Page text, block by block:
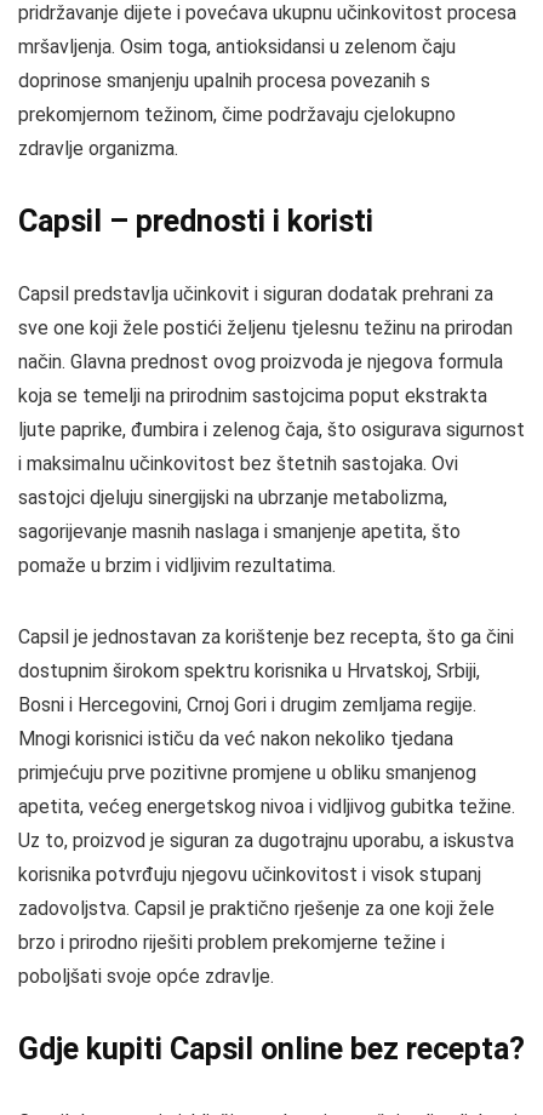
pridržavanje dijete i povećava ukupnu učinkovitost procesa
mršavljenja. Osim toga, antioksidansi u zelenom čaju
doprinose smanjenju upalnih procesa povezanih s
prekomjernom težinom, čime podržavaju cjelokupno
zdravlje organizma.
Capsil – prednosti i koristi
Capsil predstavlja učinkovit i siguran dodatak prehrani za
sve one koji žele postići željenu tjelesnu težinu na prirodan
način. Glavna prednost ovog proizvoda je njegova formula
koja se temelji na prirodnim sastojcima poput ekstrakta
ljute paprike, đumbira i zelenog čaja, što osigurava sigurnost
i maksimalnu učinkovitost bez štetnih sastojaka. Ovi
sastojci djeluju sinergijski na ubrzanje metabolizma,
sagorijevanje masnih naslaga i smanjenje apetita, što
pomaže u brzim i vidljivim rezultatima.
Capsil je jednostavan za korištenje bez recepta, što ga čini
dostupnim širokom spektru korisnika u Hrvatskoj, Srbiji,
Bosni i Hercegovini, Crnoj Gori i drugim zemljama regije.
Mnogi korisnici ističu da već nakon nekoliko tjedana
primjećuju prve pozitivne promjene u obliku smanjenog
apetita, većeg energetskog nivoa i vidljivog gubitka težine.
Uz to, proizvod je siguran za dugotrajnu uporabu, a iskustva
korisnika potvrđuju njegovu učinkovitost i visok stupanj
zadovoljstva. Capsil je praktično rješenje za one koji žele
brzo i prirodno riješiti problem prekomjerne težine i
poboljšati svoje opće zdravlje.
Gdje kupiti Capsil online bez recepta?